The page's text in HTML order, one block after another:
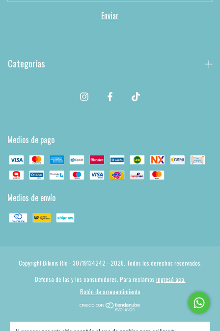
Categorías
Medios de pago
Medios de envío
Copyright Bikinis Río - 30719134242 - 2026. Todos los derechos reservados.
Defensa de las y los consumidores. Para reclamos ingresá acá.
Botón de arrepentimiento